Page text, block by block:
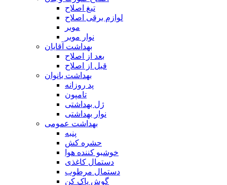
تیغ اصلاح
لوازم برقی اصلاح
موبر
نوار موبر
بهداشت آقایان
بعد از اصلاح
قبل از اصلاح
بهداشت بانوان
پد روزانه
تامپون
ژل بهداشتی
نوار بهداشتی
بهداشت عمومی
پنبه
حشره کش
خوشبو کننده هوا
دستمال کاغذی
دستمال مرطوب
گوش پاک کن